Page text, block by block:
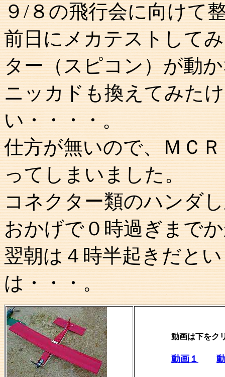
９/８の飛行会に向けて
前日にメカテストして
ター（スピコン）が動
ニッカドも換えてみた
い・・・・。
仕方が無いので、ＭＣ
ってしまいました。
コネクター類のハンダ
おかげで０時過ぎまで
翌朝は４時半起きだと
は・・・。
動画は下をク
動画１